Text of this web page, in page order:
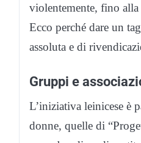
violentemente, fino
Ecco perché dare un
assoluta e di
Gruppi e
L’iniziativa leinicese è
donne, quelle di